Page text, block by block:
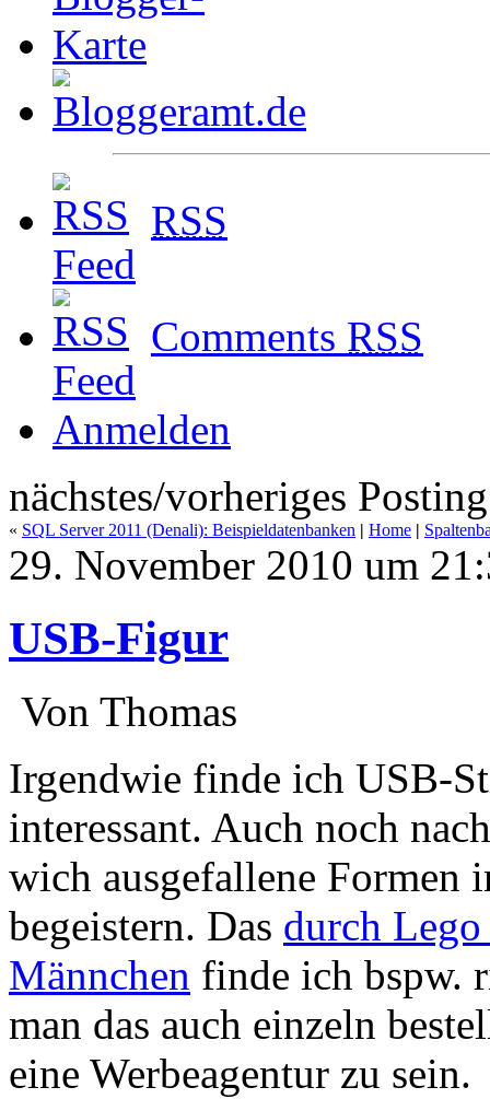
RSS
Comments RSS
Anmelden
nächstes/vorheriges Posting
« SQL Server 2011 (Denali): Beispieldatenbanken | Home |
29. November 2010 um
USB-Figur
Von Thomas
Irgendwie finde ich USB-
interessant. Auch noch
wich ausgefallene Formen
begeistern. Das durch
Männchen finde ich bspw.
man das auch einzeln
eine Werbeagentur zu sein.